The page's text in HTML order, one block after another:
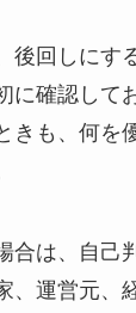
後回しにす
に確認して
きも、何を
合は、自己
、運営元、